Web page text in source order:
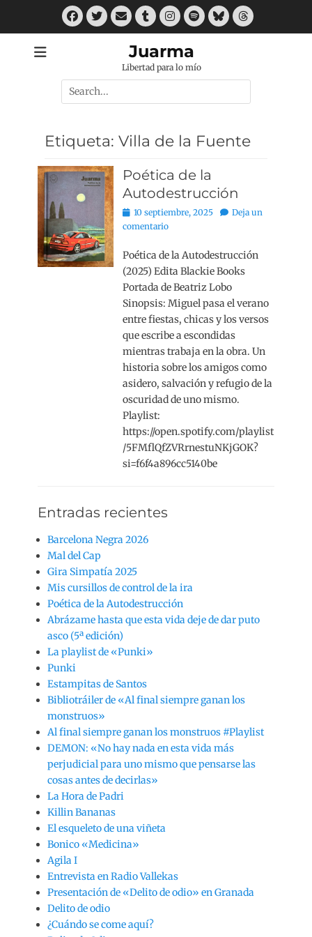
Facebook
TwitterCorreo
electrónico
TumblrInstagram
Spotify
BlueskyThreads
Juarma
Libertad para lo mío
Buscar
por:
Etiqueta: Villa de la Fuente
Poética de la
Autodestrucción
Publicado
el
10 septiembre, 2025
Deja un
comentario
Poética de la Autodestrucción
(2025) Edita Blackie Books
Portada de Beatriz Lobo
Sinopsis: Miguel pasa el verano
entre fiestas, chicas y los versos
que escribe a escondidas
mientras trabaja en la obra. Un
historia sobre los amigos como
asidero, salvación y refugio de la
oscuridad de uno mismo.
Playlist:
https://open.spotify.com/playlist
/5FMflQfZVRrnestuNKjGOK?
si=f6f4a896cc5140be
Entradas recientes
Barcelona Negra 2026
Mal del Cap
Gira Simpatía 2025
Mis cursillos de control de la ira
Poética de la Autodestrucción
Abrázame hasta que esta vida deje de dar puto
asco (5ª edición)
La playlist de «Punki»
Punki
Estampitas de Santos
Bibliotráiler de «Al final siempre ganan los
monstruos»
Al final siempre ganan los monstruos #Playlist
DEMON: «No hay nada en esta vida más
perjudicial para uno mismo que pensarse las
cosas antes de decirlas»
La Hora de Padri
Killin Bananas
El esqueleto de una viñeta
Bonico «Medicina»
Agila I
Entrevista en Radio Vallekas
Presentación de «Delito de odio» en Granada
Delito de odio
¿Cuándo se come aquí?